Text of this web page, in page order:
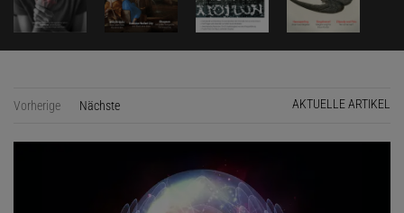
Vorherige Nächste AKTUELLE ARTIKEL